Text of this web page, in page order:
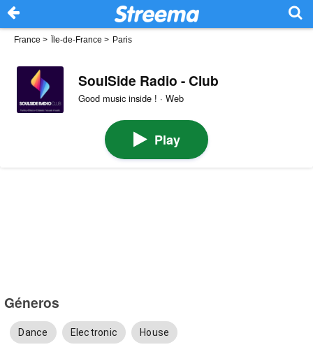
France > Île-de-France > Paris
SoulSide Radio - Club
Good music inside ! · Web
Play
Géneros
Dance Electronic House